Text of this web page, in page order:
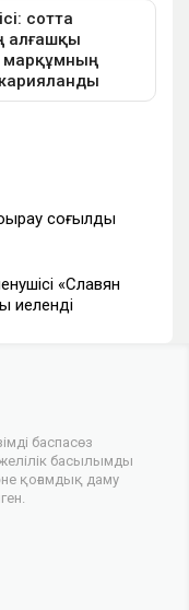
соғылды
«Славян
иеленді
баспасөз
басылымды
қоғамдық даму